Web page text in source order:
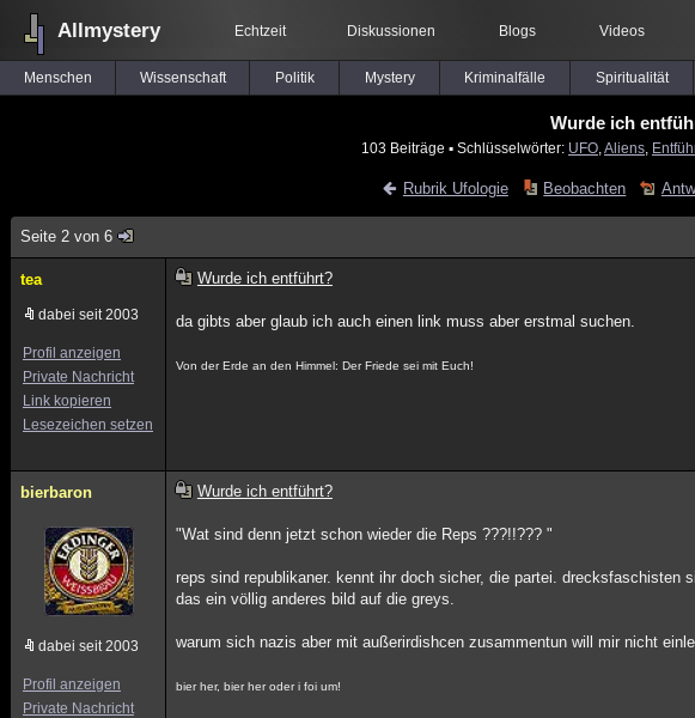
Allmystery Echtzeit Diskussionen Blogs Videos
Menschen Wissenschaft Politik Mystery Kriminalfälle Spiritualität
Wurde ich
103 Beiträge ▪ Schlüsselwörter: UFO Aliens
Rubrik Ufologie Beobachten
Seite 2 von 6
tea
dabei seit 2003
Profil anzeigen
Private Nachricht
Link kopieren
Lesezeichen setzen
Wurde ich entführt?
da gibts aber glaub ich auch einen link muss aber erstmal suchen.
Von der Erde an den Himmel: Der Friede sei mit Euch!
bierbaron
dabei seit 2003
Profil anzeigen
Private Nachricht
Wurde ich entführt?
"Wat sind denn jetzt schon wieder die Reps ???!!??? "
reps sind republikaner. kennt ihr doch sicher, die partei.
das ein völlig anderes bild auf die greys.
warum sich nazis aber mit außerirdishcen zusammentun will mir nicht
bier her, bier her oder i foi um!